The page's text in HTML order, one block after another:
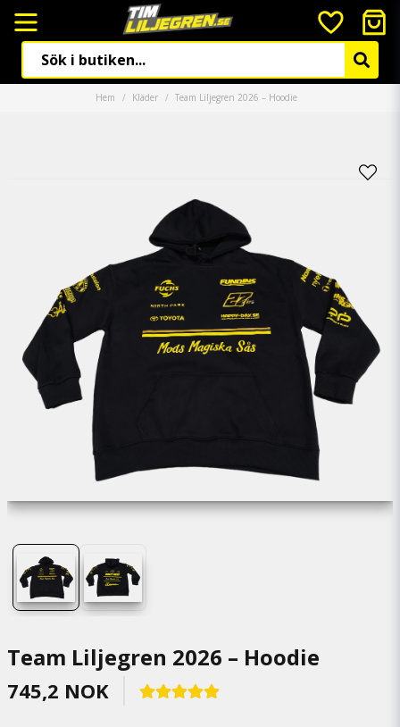
Hem Kläder Team Liljegren 2026 – Hoodie
Team Liljegren 2026 – Hoodie
745,2 NOK